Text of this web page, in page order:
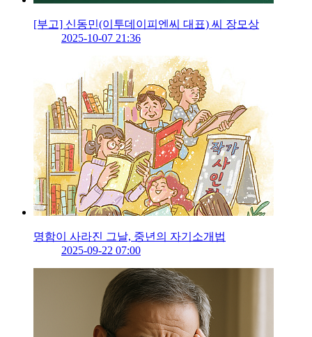
[부고] 신동민(이투데이피엔씨 대표) 씨 장모상
2025-10-07 21:36
명함이 사라진 그날, 중년의 자기소개법
2025-09-22 07:00